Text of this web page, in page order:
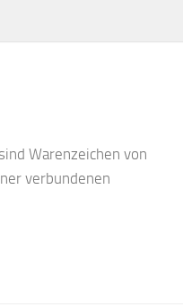
Warenzeichen von
verbundenen